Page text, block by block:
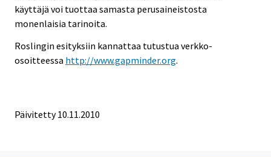
käyttäjä voi tuottaa samasta perusaineistosta
monenlaisia tarinoita.
Roslingin esityksiin kannattaa tutustua verkko-
osoitteessa http://www.gapminder.org.
Päivitetty 10.11.2010